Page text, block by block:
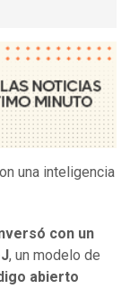
una inteligencia
con un
, un modelo de
abierto